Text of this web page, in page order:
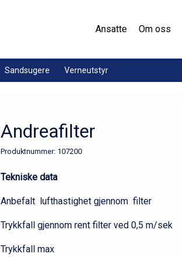
Ansatte Om oss
Sandsugere Verneutstyr
Andreafilter
Produktnummer: 107200
Tekniske data
Anbefalt lufthastighet gjennom
Trykkfall gjennom rent filter ved 0,5 m/
Trykkfall max 150